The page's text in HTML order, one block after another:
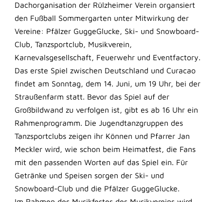
Dachorganisation der Rülzheimer Verein organsiert
den Fußball Sommergarten unter Mitwirkung der
Vereine: Pfälzer GuggeGlucke, Ski- und Snowboard-
Club, Tanzsportclub, Musikverein,
Karnevalsgesellschaft, Feuerwehr und Eventfactory.
Das erste Spiel zwischen Deutschland und Curacao
findet am Sonntag, dem 14. Juni, um 19 Uhr, bei der
Straußenfarm statt. Bevor das Spiel auf der
Großbildwand zu verfolgen ist, gibt es ab 16 Uhr ein
Rahmenprogramm. Die Jugendtanzgruppen des
Tanzsportclubs zeigen ihr Können und Pfarrer Jan
Meckler wird, wie schon beim Heimatfest, die Fans
mit den passenden Worten auf das Spiel ein. Für
Getränke und Speisen sorgen der Ski- und
Snowboard-Club und die Pfälzer GuggeGlucke.